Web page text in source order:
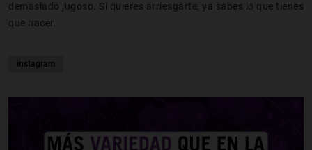
demasiado jugoso. Si quieres arriesgarte, ya sabes lo que tienes
que hacer.
instagram